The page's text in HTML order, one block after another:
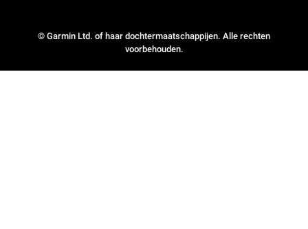
© Garmin Ltd. of haar dochtermaatschappijen. Alle rechten
voorbehouden.